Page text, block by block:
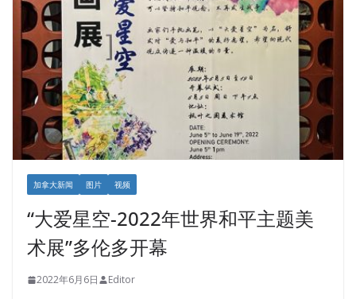
加拿大新闻 图片 视频
“大爱星空-2022年世界和平主题美
术展”多伦多开幕
2022年6月6日 Editor